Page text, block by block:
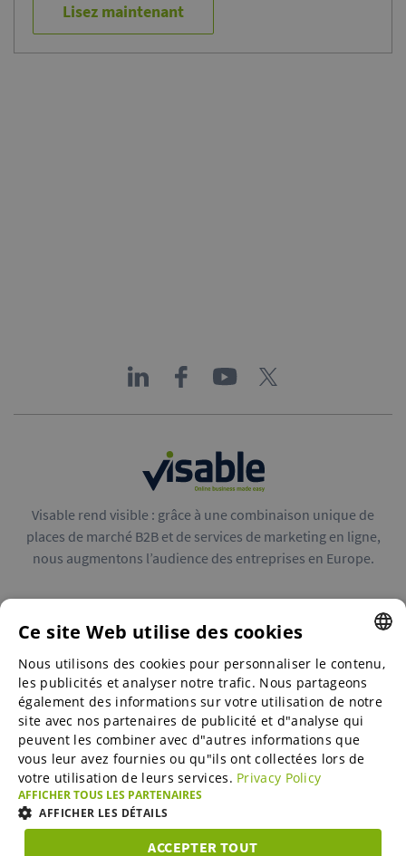
Lisez maintenant
Visable rend visible : grâce à une combinaison unique de
places de marché B2B et de services de marketing en ligne,
nous augmentons l’audience des entreprises en Europe.
Places de marché B2B
Online Marketing Services
SME-Spotlight
ENGLISH
ENGLISH
GERMAN
SPANISH
Ce site Web utilise des cookies
Nous utilisons des cookies pour personnaliser le contenu,
les publicités et analyser notre trafic. Nous partageons
également des informations sur votre utilisation de notre
site avec nos partenaires de publicité et d"analyse qui
peuvent les combiner avec d"autres informations que
vous leur avez fournies ou qu"ils ont collectées lors de
votre utilisation de leurs services. Privacy Policy
AFFICHER TOUS LES PARTENAIRES
AFFICHER LES DÉTAILS
ACCEPTER TOUT